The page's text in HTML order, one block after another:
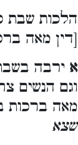
הלכות שבת
[דין מאה
א ירבה
וגם הנשים
מאה ברכות
שצא